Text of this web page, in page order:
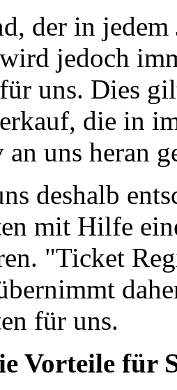
der in
jedoch
uns. Dies
die in
an uns heran
deshalb
mit Hilfe
"Ticket
für uns.
Vorteile für